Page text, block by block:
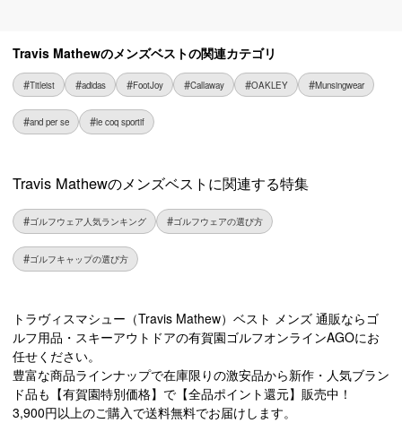
Travis Mathewのメンズベストの関連カテゴリ
Titleist adidas FootJoy Callaway OAKLEY Munsingwear
and per se le coq sportif
Travis Mathewのメンズベストに関連する特集
ゴルフウェア人気ランキング ゴルフウェアの選び方
ゴルフキャップの選び方
トラヴィスマシュー（Travis Mathew）ベスト メンズ 通販ならゴ
ルフ用品・スキーアウトドアの有賀園ゴルフオンラインAGOにお
任せください。
豊富な商品ラインナップで在庫限りの激安品から新作・人気ブラン
ド品も【有賀園特別価格】で【全品ポイント還元】販売中！
3,900円以上のご購入で送料無料でお届けします。